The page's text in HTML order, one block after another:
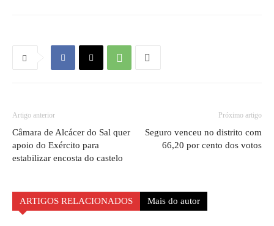
Artigo anterior
Câmara de Alcácer do Sal quer
apoio do Exército para
estabilizar encosta do castelo
Próximo artigo
Seguro venceu no distrito com
66,20 por cento dos votos
ARTIGOS RELACIONADOS Mais do autor